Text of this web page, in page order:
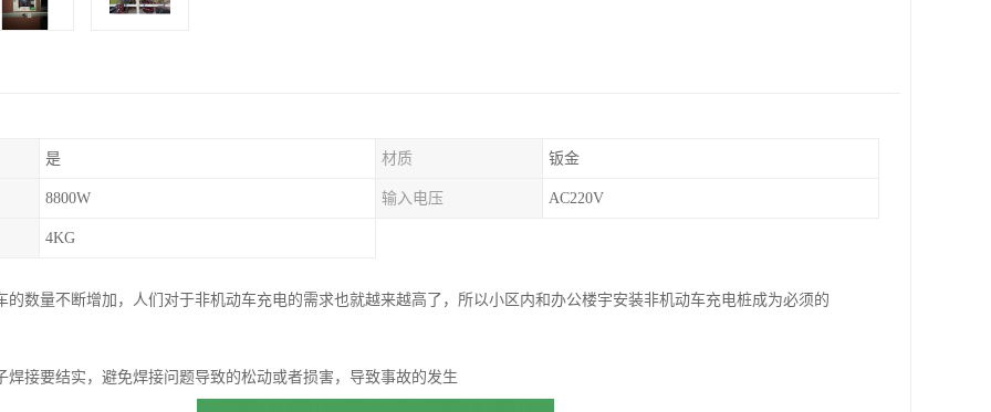
是 材质 钣金
8800W 输入电压 AC220V
4KG
的数量不断增加，人们对于非机动车充电的需求也就越来越高了，所以小区内和办公楼宇安装非机动车充电桩成为必须的
焊接要结实，避免焊接问题导致的松动或者损害，导致事故的发生